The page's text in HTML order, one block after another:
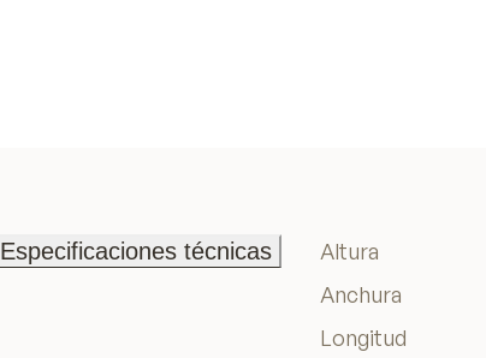
Especificaciones técnicas
Altura
Anchura
Longitud